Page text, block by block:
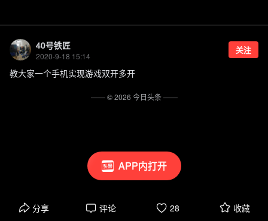
APP内打开
40号铁匠
2020-9-18 15:14
关注
教大家一个手机实现游戏双开多开
分享 评论 28 收藏
—— ©2026 今日头条——